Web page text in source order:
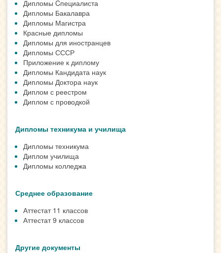
Дипломы Cпециалиста
Дипломы Бакалавра
Дипломы Магистра
Красные дипломы
Дипломы для иностранцев
Дипломы СССР
Приложение к диплому
Дипломы Кандидата наук
Дипломы Доктора наук
Диплом с реестром
Диплом с проводкой
Дипломы техникума и училища
Дипломы техникума
Диплом училища
Дипломы колледжа
Среднее образование
Аттестат 11 классов
Аттестат 9 классов
Другие документы